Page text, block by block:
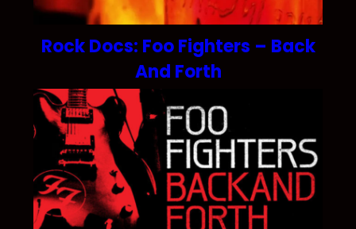
Rock Docs: Foo Fighters – Back
And Forth